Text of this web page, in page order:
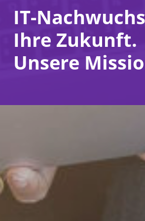
IT-
Ihre Zukunft.
Unsere